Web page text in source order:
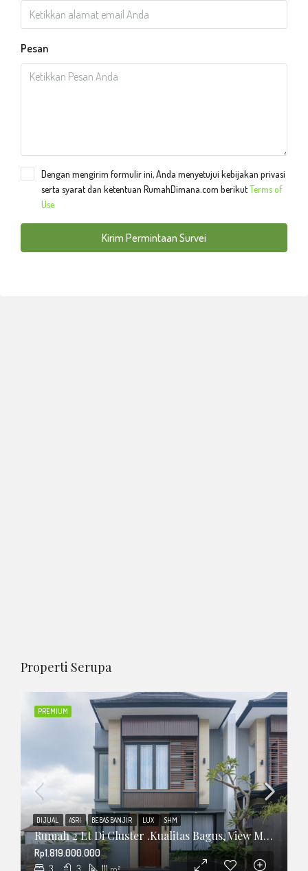
Pesan
Dengan mengirim formulir ini, Anda menyetujui kebijakan privasi
serta syarat dan ketentuan RumahDimana.com berikutTerms of
Use
Kirim Permintaan Survei
Properti Serupa
Rumah 2 Lt Di Cluster .Kualitas Bagus, View Merapi
3 3 111
Rp1.819.000.000
DIJUAL ASRI BEBAS BANJIR LUX SHM
PREMIUM